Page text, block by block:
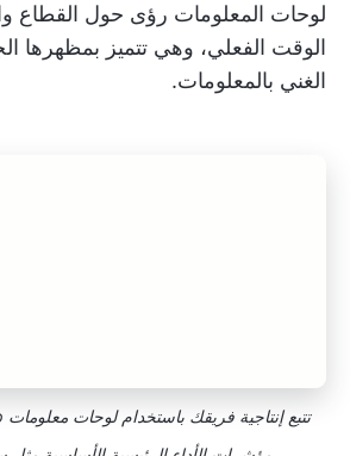
لوحات المعلومات رؤى حول القطاع
الوقت الفعلي، وهي تتميز بمظهرها
الغني بالمعلومات.